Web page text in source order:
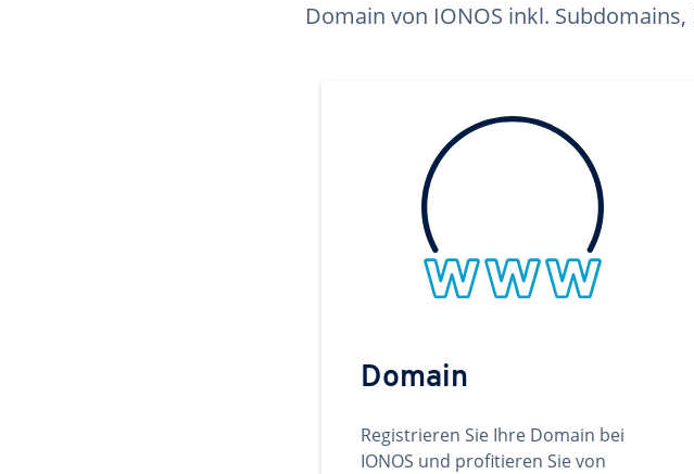
Domain von IONOS inkl.
Domain
Registrieren Sie Ihre Domain bei
IONOS und profitieren Sie von